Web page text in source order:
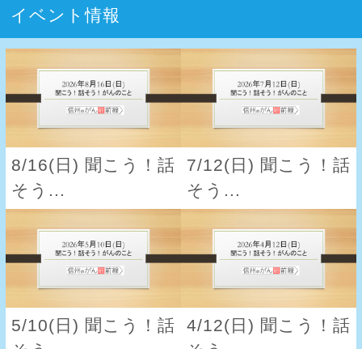
イベント情報
8/16(日) 聞こう！話
そう...
7/12(日) 聞こう！話
そう...
5/10(日) 聞こう！話
4/12(日) 聞こう！話